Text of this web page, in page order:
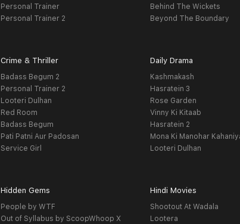
Personal Trainer
Personal Trainer 2
Behind The Wickets
Beyond The Boundary
Crime & Thriller
Badass Begum 2
Personal Trainer 2
Looteri Dulhan
Red Room
Badass Begum
Pati Patni Aur Padosan
Service Girl
Daily Drama
Kashmakash
Hasratein 3
Rose Garden
Vinny Ki Kitaab
Hasratein 2
Mona Ki Manohar
Looteri Dulhan
Hidden Gems
People by WTF
Out of Syllabus by ScoopWhoop X
Hindi Movies
Shootout At Wadala
Lootera